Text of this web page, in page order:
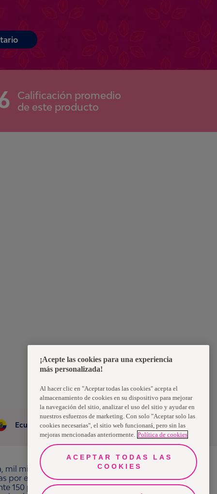
Calificación promedio
de este producto
Ecuador
millones de personas, en todo el mundo,
por el bienestar en beneficio de consumidores,
150 países bajo las principales marcas
¡Acepte las cookies para una experiencia
más personalizada!
Al hacer clic en "Aceptar todas las cookies" acepta el
almacenamiento de cookies en su dispositivo para mejorar
la navegación del sitio, analizar el uso del sitio y ayudar en
nuestros esfuerzos de marketing. Con solo "Aceptar solo las
cookies necesarias", el sitio web funcionará, pero sin las
mejoras mencionadas anteriormente. Política de cookies
ACEPTAR TODAS LAS
COOKIES